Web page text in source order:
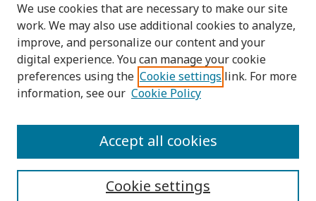
Browse
Collections
Disciplines
Authors
We use cookies that are necessary to make our site
work. We may also use additional cookies to analyze,
improve, and personalize our content and your
digital experience. You can manage your cookie
preferences using the Cookie settings link. For more
information, see our Cookie Policy
Cookie settings
Accept all cookies